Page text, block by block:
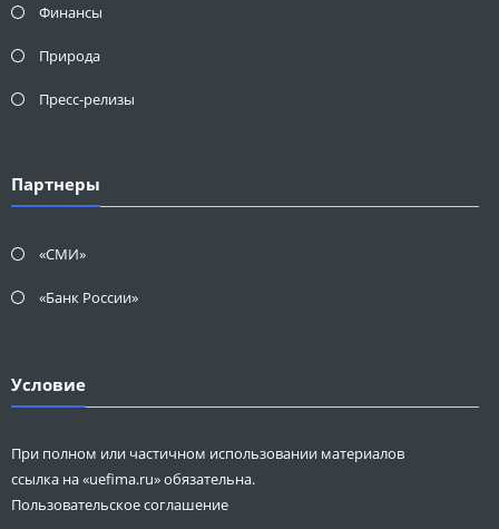
Финансы
Природа
Пресс-релизы
Партнеры
«СМИ»
«Банк России»
Условие
При полном или частичном использовании материалов
ссылка на «uefima.ru» обязательна.
Пользовательское соглашение